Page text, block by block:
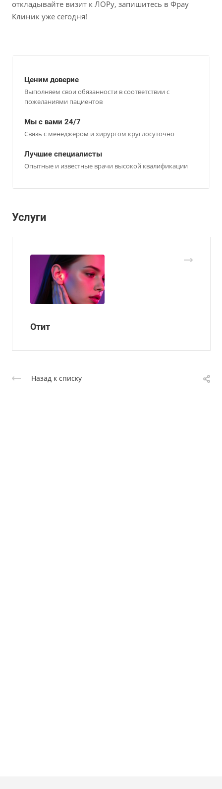
откладывайте визит к ЛОРу, запишитесь в Фрау
Клиник уже сегодня!
Ценим доверие
Выполняем свои обязанности в соответствии с
пожеланиями пациентов
Мы с вами 24/7
Связь с менеджером и хирургом круглосуточно
Лучшие специалисты
Опытные и известные врачи высокой квалификации
Услуги
Отит
Назад к списку